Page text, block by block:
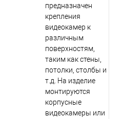
предназначен
крепления
видеокамер к
различным
поверхностям,
таким как стены,
потолки, столбы и
т.д. На изделие
монтируются
корпусные
видеокамеры или